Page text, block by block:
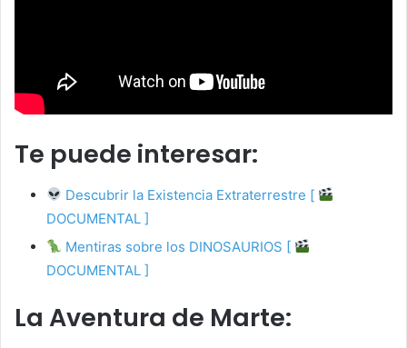
Te puede interesar:
Descubrir la Existencia Extraterrestre [
DOCUMENTAL ]
Mentiras sobre los DINOSAURIOS [
DOCUMENTAL ]
La Aventura de Marte: